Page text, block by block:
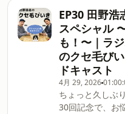
びいきでご紹
ら今はこの靴！
テ）スエードコ
セオ（ラバーソ
online.com/fs/
が目撃された時
AYAQ（アヤック
ォータープルー
EP30 田野浩
スペシャル
も！〜｜ラ
のクセ毛び
ドキャスト
4月 29, 2026
ちょっと久しぶ
30回記念で、お